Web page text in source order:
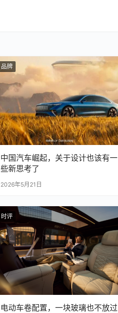
品牌
中国汽车崛起，关于设计也该有一
些新思考了
2026年5月21日
时评
电动车卷配置，一块玻璃也不放过